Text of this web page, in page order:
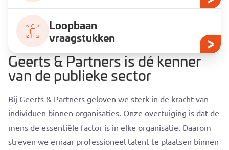
Loopbaan
vraagstukken
Geerts & Partners is dé kenner
van de publieke sector
Bij Geerts & Partners geloven we sterk in de kracht van
individuen binnen organisaties. Onze overtuiging is dat de
mens de essentiële factor is in elke organisatie. Daarom
streven we ernaar professioneel talent te plaatsen binnen